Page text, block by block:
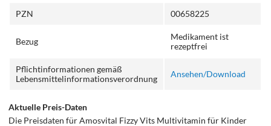
PZN 00658225
Bezug
Medikament ist
rezeptfrei
Pflichtinformationen gemäß
Lebensmittelinformationsverordnung
Ansehen/Download
Aktuelle Preis-Daten
Die Preisdaten für Amosvital Fizzy Vits Multivitamin für Kinder